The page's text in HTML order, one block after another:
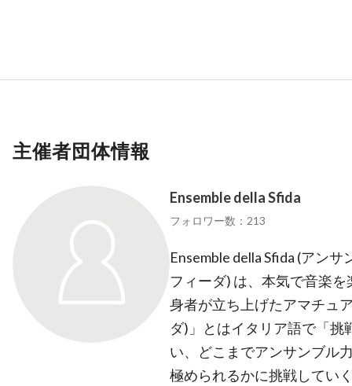
主催者団体情報
Ensemble della Sfida
フォロワー数：213
Ensemble della Sfida (アン
フィーダ) は、本気で音楽
身者が立ち上げたアマチュ
ダ)」とはイタリア語で「
い、どこまでアンサンブル
極められるかに挑戦してい